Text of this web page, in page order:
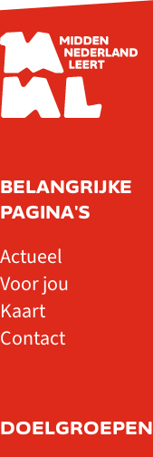
BELANGRIJKE
PAGINA'S
Actueel
Voor jou
Kaart
Contact
DOELGROEPEN